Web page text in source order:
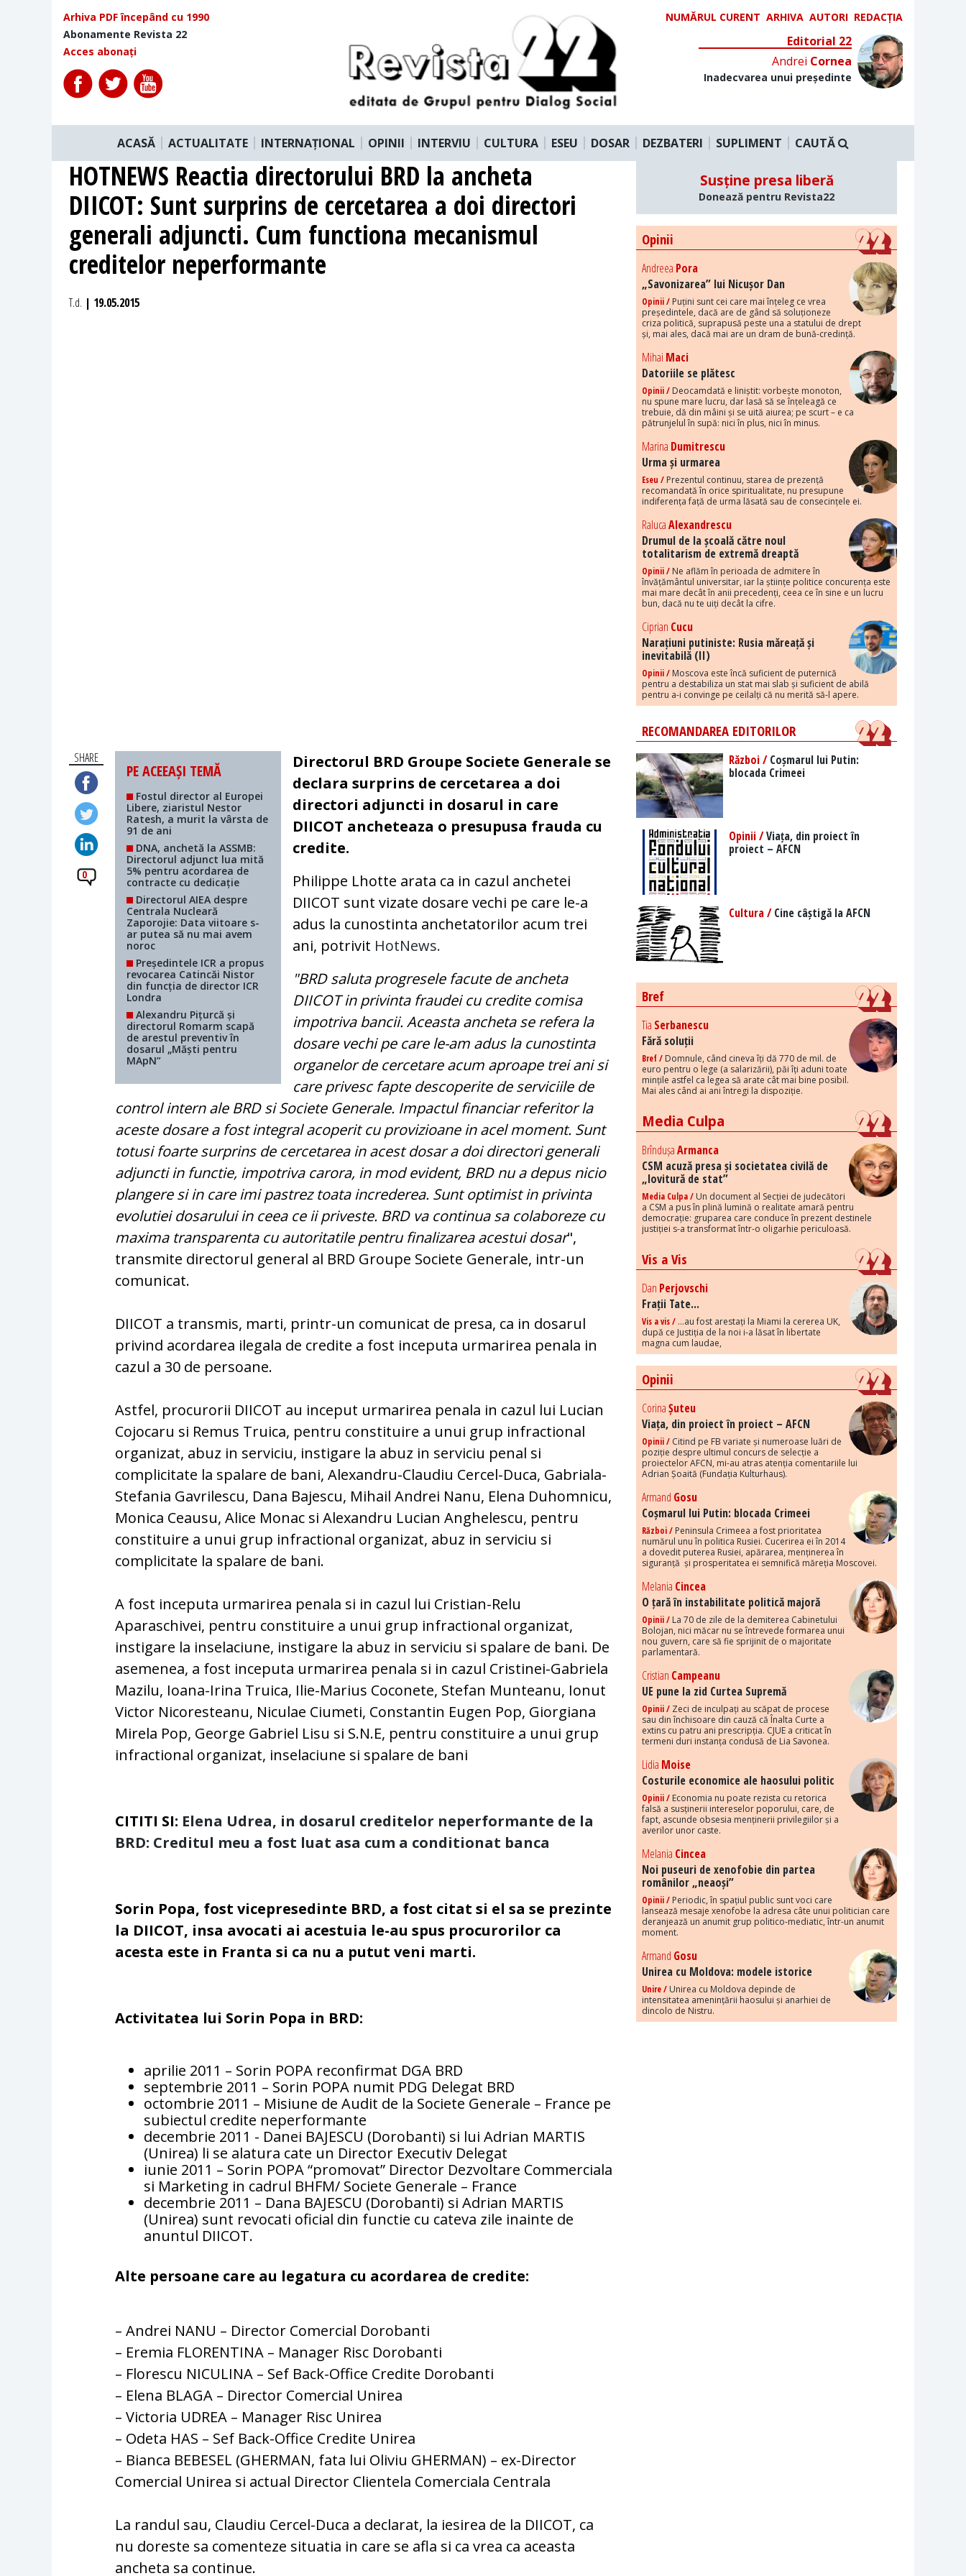
Arhiva PDF începând cu 1990
Abonamente Revista 22
Acces abonați
NUMĂRUL CURENT ARHIVA AUTORI REDACȚIA
Editorial 22
Andrei Cornea
Inadecvarea unui președinte
ACASĂ ACTUALITATE INTERNAȚIONAL OPINII INTERVIU CULTURA ESEU DOSAR DEZBATERI SUPLIMENT CAUTĂ
HOTNEWS Reactia directorului BRD la ancheta
DIICOT: Sunt surprins de cercetarea a doi directori
generali adjuncti. Cum functiona mecanismul
creditelor neperformante
T.d. | 19.05.2015
SHARE
0
PE ACEEAȘI TEMĂ
Fostul director al Europei
Libere, ziaristul Nestor
Ratesh, a murit la vârsta de
91 de ani
DNA, anchetă la ASSMB:
Directorul adjunct lua mită
5% pentru acordarea de
contracte cu dedicație
Directorul AIEA despre
Centrala Nucleară
Zaporojie: Data viitoare s-
ar putea să nu mai avem
noroc
Președintele ICR a propus
revocarea Catincăi Nistor
din funcția de director ICR
Londra
Alexandru Pițurcă și
directorul Romarm scapă
de arestul preventiv în
dosarul „Măști pentru
MApN”
Directorul BRD Groupe Societe Generale se
declara surprins de cercetarea a doi
directori adjuncti in dosarul in care
DIICOT ancheteaza o presupusa frauda cu
credite.
Philippe Lhotte arata ca in cazul anchetei
DIICOT sunt vizate dosare vechi pe care le-a
adus la cunostinta anchetatorilor acum trei
ani, potrivit HotNews.
"BRD saluta progresele facute de ancheta
DIICOT in privinta fraudei cu credite comisa
impotriva bancii. Aceasta ancheta se refera la
dosare vechi pe care le-am adus la cunostinta
organelor de cercetare acum aproape trei ani si
care privesc fapte descoperite de serviciile de
control intern ale BRD si Societe Generale. Impactul financiar referitor la
aceste dosare a fost integral acoperit cu provizioane in acel moment. Sunt
totusi foarte surprins de cercetarea in acest dosar a doi directori generali
adjuncti in functie, impotriva carora, in mod evident, BRD nu a depus nicio
plangere si in care imi pastrez toata increderea. Sunt optimist in privinta
evolutiei dosarului in ceea ce ii priveste. BRD va continua sa colaboreze cu
maxima transparenta cu autoritatile pentru finalizarea acestui dosar",
transmite directorul general al BRD Groupe Societe Generale, intr-un
comunicat.
DIICOT a transmis, marti, printr-un comunicat de presa, ca in dosarul
privind acordarea ilegala de credite a fost inceputa urmarirea penala in
cazul a 30 de persoane.
Astfel, procurorii DIICOT au inceput urmarirea penala in cazul lui Lucian
Cojocaru si Remus Truica, pentru constituire a unui grup infractional
organizat, abuz in serviciu, instigare la abuz in serviciu penal si
complicitate la spalare de bani, Alexandru-Claudiu Cercel-Duca, Gabriala-
Stefania Gavrilescu, Dana Bajescu, Mihail Andrei Nanu, Elena Duhomnicu,
Monica Ceausu, Alice Monac si Alexandru Lucian Anghelescu, pentru
constituire a unui grup infractional organizat, abuz in serviciu si
complicitate la spalare de bani.
A fost inceputa urmarirea penala si in cazul lui Cristian-Relu
Aparaschivei, pentru constituire a unui grup infractional organizat,
instigare la inselaciune, instigare la abuz in serviciu si spalare de bani. De
asemenea, a fost inceputa urmarirea penala si in cazul Cristinei-Gabriela
Mazilu, Ioana-Irina Truica, Ilie-Marius Coconete, Stefan Munteanu, Ionut
Victor Nicoresteanu, Niculae Ciumeti, Constantin Eugen Pop, Giorgiana
Mirela Pop, George Gabriel Lisu si S.N.E, pentru constituire a unui grup
infractional organizat, inselaciune si spalare de bani
CITITI SI: Elena Udrea, in dosarul creditelor neperformante de la
BRD: Creditul meu a fost luat asa cum a conditionat banca
Sorin Popa, fost vicepresedinte BRD, a fost citat si el sa se prezinte
la DIICOT, insa avocati ai acestuia le-au spus procurorilor ca
acesta este in Franta si ca nu a putut veni marti.
Activitatea lui Sorin Popa in BRD:
aprilie 2011 – Sorin POPA reconfirmat DGA BRD
septembrie 2011 – Sorin POPA numit PDG Delegat BRD
octombrie 2011 – Misiune de Audit de la Societe Generale – France pe
subiectul credite neperformante
decembrie 2011 - Danei BAJESCU (Dorobanti) si lui Adrian MARTIS
(Unirea) li se alatura cate un Director Executiv Delegat
iunie 2011 – Sorin POPA “promovat” Director Dezvoltare Commerciala
si Marketing in cadrul BHFM/ Societe Generale – France
decembrie 2011 – Dana BAJESCU (Dorobanti) si Adrian MARTIS
(Unirea) sunt revocati oficial din functie cu cateva zile inainte de
anuntul DIICOT.
Alte persoane care au legatura cu acordarea de credite:
– Andrei NANU – Director Comercial Dorobanti
– Eremia FLORENTINA – Manager Risc Dorobanti
– Florescu NICULINA – Sef Back-Office Credite Dorobanti
– Elena BLAGA – Director Comercial Unirea
– Victoria UDREA – Manager Risc Unirea
– Odeta HAS – Sef Back-Office Credite Unirea
– Bianca BEBESEL (GHERMAN, fata lui Oliviu GHERMAN) – ex-Director
Comercial Unirea si actual Director Clientela Comerciala Centrala
La randul sau, Claudiu Cercel-Duca a declarat, la iesirea de la DIICOT, ca
nu doreste sa comenteze situatia in care se afla si ca vrea ca aceasta
ancheta sa continue.
Susține presa liberă
Donează pentru Revista22
Opinii
Andreea Pora
„Savonizarea” lui Nicușor Dan
Opinii / Puțini sunt cei care mai înțeleg ce vrea
președintele, dacă are de gând să soluționeze
criza politică, suprapusă peste una a statului de drept
și, mai ales, dacă mai are un dram de bună-credință.
Mihai Maci
Datoriile se plătesc
Opinii / Deocamdată e liniștit: vorbește monoton,
nu spune mare lucru, dar lasă să se înțeleagă ce
trebuie, dă din mâini și se uită aiurea; pe scurt – e ca
pătrunjelul în supă: nici în plus, nici în minus.
Marina Dumitrescu
Urma și urmarea
Eseu / Prezentul continuu, starea de prezență
recomandată în orice spiritualitate, nu presupune
indiferența față de urma lăsată sau de consecințele ei.
RalucaAlexandrescu
Drumul de la școală către noul
totalitarism de extremă dreaptă
Opinii / Ne aflăm în perioada de admitere în
învățământul universitar, iar la științe politice concurența este
mai mare decât în anii precedenți, ceea ce în sine e un lucru
bun, dacă nu te uiți decât la cifre.
Ciprian Cucu
Narațiuni putiniste: Rusia măreață și
inevitabilă (II)
Opinii / Moscova este încă suficient de puternică
pentru a destabiliza un stat mai slab și suficient de abilă
pentru a-i convinge pe ceilalți că nu merită să-l apere.
RECOMANDAREA EDITORILOR
Război /Coșmarul lui Putin:
blocada Crimeei
Opinii /Viața, din proiect în
proiect – AFCN
Cultura /Cine câștigă la AFCN
Bref
Tia Serbanescu
Fără soluții
Bref / Domnule, când cineva îți dă 770 de mil. de
euro pentru o lege (a salarizării), păi îți aduni toate
mințile astfel ca legea să arate cât mai bine posibil.
Mai ales când ai ani întregi la dispoziție.
Media Culpa
BrîndușaArmanca
CSM acuză presa și societatea civilă de
„lovitură de stat”
Media Culpa / Un document al Secției de judecători
a CSM a pus în plină lumină o realitate amară pentru
democrație: gruparea care conduce în prezent destinele
justiției s-a transformat într-o oligarhie periculoasă.
Vis a Vis
Dan Perjovschi
Frații Tate...
Vis a vis / ...au fost arestați la Miami la cererea UK,
după ce Justiția de la noi i-a lăsat în libertate
magna cum laudae,
Opinii
CorinaȘuteu
Viața, din proiect în proiect – AFCN
Opinii / Citind pe FB variate și numeroase luări de
poziție despre ultimul concurs de selecție a
proiectelor AFCN, mi-au atras atenția comentariile lui
Adrian Șoaită (Fundația Kulturhaus).
Armand Gosu
Coșmarul lui Putin: blocada Crimeei
Război / Peninsula Crimeea a fost prioritatea
numărul unu în politica Rusiei. Cucerirea ei în 2014
a dovedit puterea Rusiei, apărarea, menținerea în
siguranță și prosperitatea ei semnifică măreția Moscovei.
Melania Cincea
O țară în instabilitate politică majoră
Opinii / La 70 de zile de la demiterea Cabinetului
Bolojan, nici măcar nu se întrevede formarea unui
nou guvern, care să fie sprijinit de o majoritate
parlamentară.
Cristian Campeanu
UE pune la zid Curtea Supremă
Opinii / Zeci de inculpați au scăpat de procese
sau din închisoare din cauză că Înalta Curte a
extins cu patru ani prescripția. CJUE a criticat în
termeni duri instanța condusă de Lia Savonea.
Lidia Moise
Costurile economice ale haosului politic
Opinii / Economia nu poate rezista cu retorica
falsă a susținerii intereselor poporului, care, de
fapt, ascunde obsesia menținerii privilegiilor și a
averilor unor caste.
Melania Cincea
Noi puseuri de xenofobie din partea
românilor „neaoși”
Opinii / Periodic, în spațiul public sunt voci care
lansează mesaje xenofobe la adresa câte unui politician care
deranjează un anumit grup politico-mediatic, într-un anumit
moment.
Armand Gosu
Unirea cu Moldova: modele istorice
Unire / Unirea cu Moldova depinde de
intensitatea amenințării haosului și anarhiei de
dincolo de Nistru.